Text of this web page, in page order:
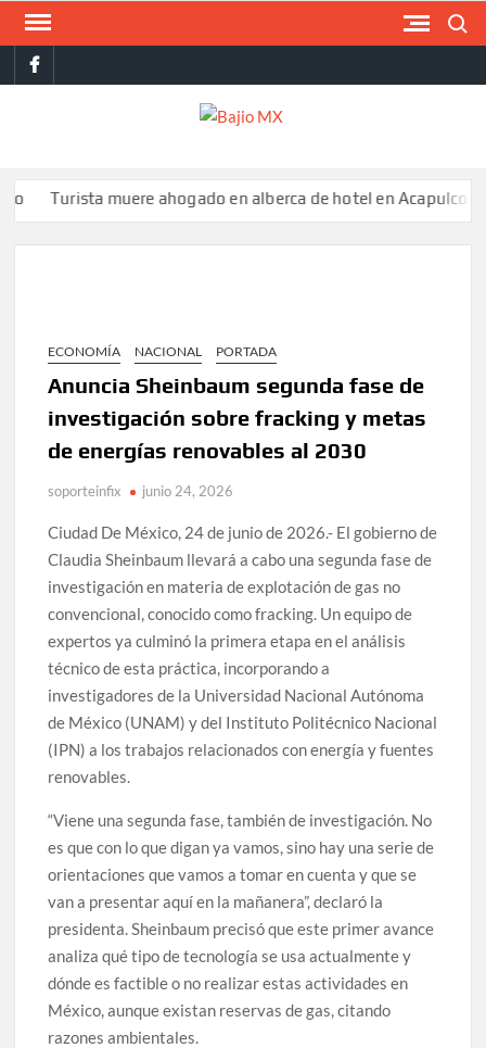
Saltar
contenidofacebook
muere ahogado en alberca de hotel en Acapulco;
ECONOMÍA NACIONAL PORTADA
Anuncia Sheinbaum segunda fase de
investigación sobre fracking y metas
de energías renovables al 2030
soporteinfix junio 24, 2026
Ciudad De México, 24 de junio de 2026.- El gobierno de
Claudia Sheinbaum llevará a cabo una segunda fase de
investigación en materia de explotación de gas no
convencional, conocido como fracking. Un equipo de
expertos ya culminó la primera etapa en el análisis
técnico de esta práctica, incorporando a
investigadores de la Universidad Nacional Autónoma
de México (UNAM) y del Instituto Politécnico Nacional
(IPN) a los trabajos relacionados con energía y fuentes
renovables.
“Viene una segunda fase, también de investigación. No
es que con lo que digan ya vamos, sino hay una serie de
orientaciones que vamos a tomar en cuenta y que se
van a presentar aquí en la mañanera”, declaró la
presidenta. Sheinbaum precisó que este primer avance
analiza qué tipo de tecnología se usa actualmente y
dónde es factible o no realizar estas actividades en
México, aunque existan reservas de gas, citando
razones ambientales.